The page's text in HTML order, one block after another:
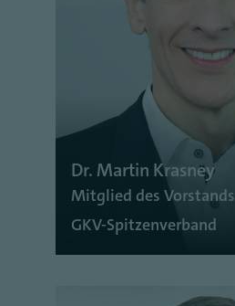
Dr. Martin Krasney
Mitglied des Vorstands
GKV-Spitzenverband